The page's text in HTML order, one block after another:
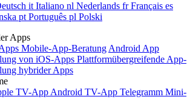
it Italiano nl Nederlands frFrançais es
pt Português pl Polski
Apps
Mobile-App-Beratung Android App
von iOS-Apps Plattformübergreifende App-
hybrider Apps
TV-App Android TV-App Telegramm Mini-